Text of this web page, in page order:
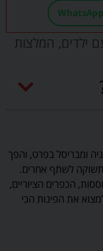
WhatsApp
ילדים, המלצות
ומבריסל בפרט, והפך
לשתף אחרים.
הכפרים הציוריים,
את הפינות הכי